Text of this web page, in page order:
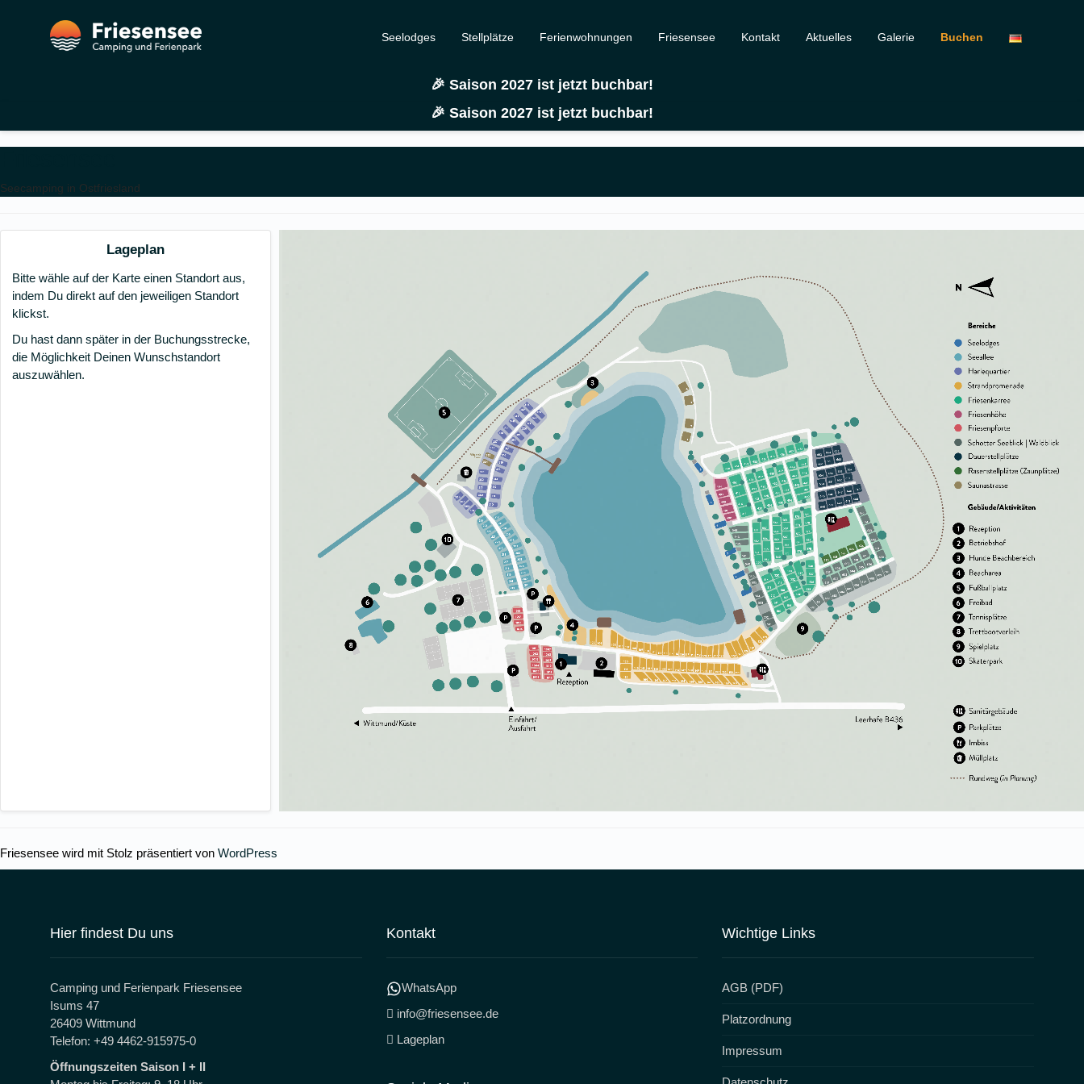
Seelodges Stellplätze Ferienwohnungen Friesensee Kontakt Aktuelles Galerie Buchen
🎉 Saison 2027 ist jetzt buchbar!
🎉 Saison 2027 ist jetzt buchbar!
Seecamping in Ostfriesland
Lageplan
Bitte wähle auf der Karte einen Standort aus,
indem Du direkt auf den jeweiligen Standort
klickst.
Du hast dann später in der Buchungsstrecke,
die Möglichkeit Deinen Wunschstandort
auszuwählen.
Friesensee wird mit Stolz präsentiert von WordPress
Hier findest Du uns
Camping und Ferienpark Friesensee
Isums 47
26409 Wittmund
Telefon: +49 4462-915975-0
Öffnungszeiten Saison I + II
Kontakt
WhatsApp
info@friesensee.de
Lageplan
Wichtige Links
AGB (PDF)
Platzordnung
Impressum